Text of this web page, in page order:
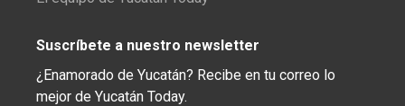
Suscríbete a nuestro newsletter
¿Enamorado de Yucatán? Recibe en tu correo lo
mejor de Yucatán Today.